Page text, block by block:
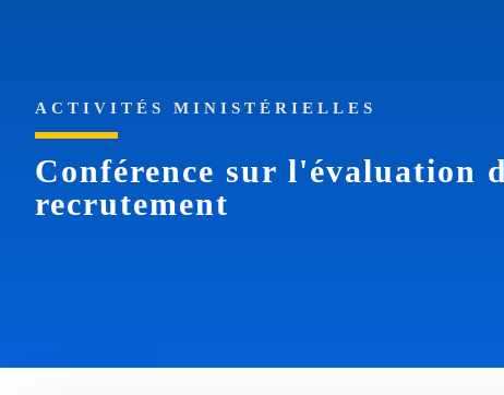
ACTIVITÉS MINISTÉRIELLES
Conférence sur l'évaluation
recrutement